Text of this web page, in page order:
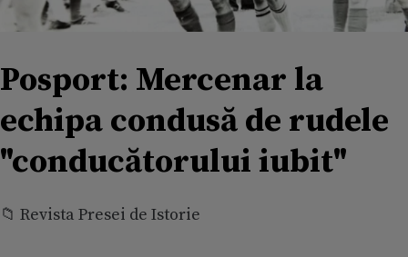
Posport: Mercenar la
echipa condusă de rudele
"conducătorului iubit"
📁 Revista Presei de Istorie